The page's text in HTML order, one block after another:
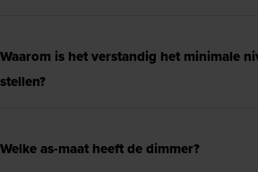
Waarom is het verstandig het minimale
stellen?
Welke as-maat heeft de dimmer?